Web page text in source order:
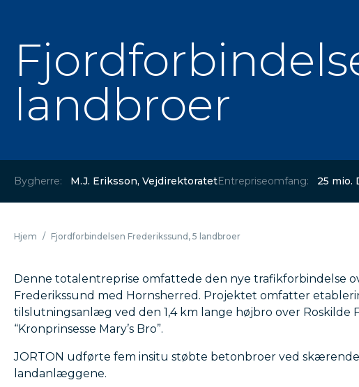
landbroer
Bygherre: M.J. Eriksson, VejdirektoratetEntrepriseomfang: 25 mio.
Hjem / Fjordforbindelsen Frederikssund, 5 landbroer
Denne totalentreprise omfattede den nye trafikforbindelse
Frederikssund med Hornsherred. Projektet omfatter
tilslutningsanlæg ved den 1,4 km lange højbro over Roskilde
“Kronprinsesse Mary’s Bro”.
JORTON udførte fem insitu støbte betonbroer ved skærende
landanlæggene.